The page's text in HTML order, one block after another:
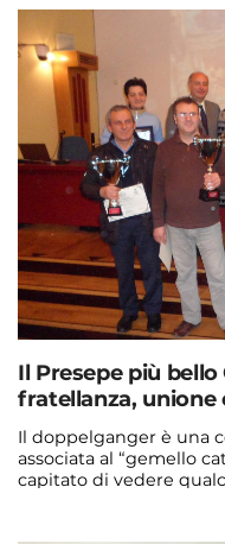
admin@admin.com 3
Il Presepe più
fratellanza, unione
Il doppelganger è una
associata al “gemello
capitato di vedere